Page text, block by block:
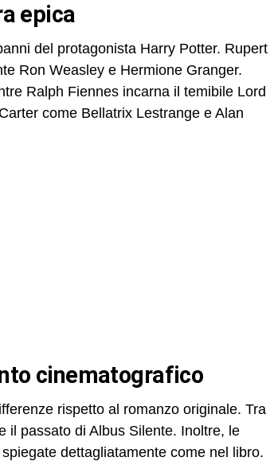
epica
del protagonista Harry Potter. Rupert
Ron Weasley e Hermione Granger.
Ralph Fiennes incarna il temibile Lord
come Bellatrix Lestrange e Alan
cinematografico
rispetto al romanzo originale. Tra
il passato di Albus Silente. Inoltre, le
dettagliatamente come nel libro.